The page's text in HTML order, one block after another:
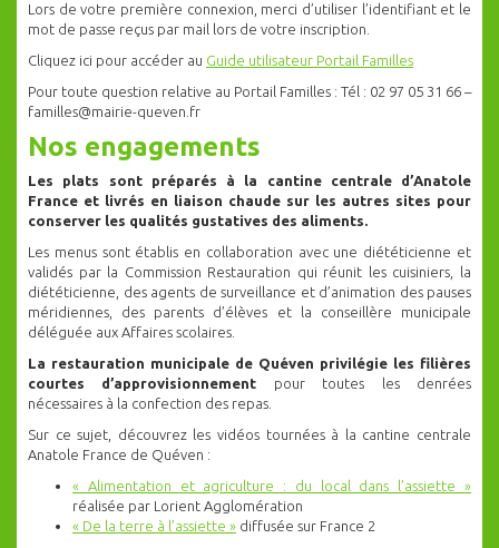
Lors de votre première connexion, merci d’utiliser l’identifiant et le
mot de passe reçus par mail lors de votre inscription.
Cliquez ici pour accéder au Guide utilisateur Portail Familles
Pour toute question relative au Portail Familles : Tél : 02 97 05 31 66 –
familles@mairie-queven.fr
Nos engagements
Les plats sont préparés à la cantine centrale d’Anatole
France et livrés en liaison chaude sur les autres sites pour
conserver les qualités gustatives des aliments.
Les menus sont établis en collaboration avec une diététicienne et
validés par la Commission Restauration qui réunit les cuisiniers, la
diététicienne, des agents de surveillance et d’animation des pauses
méridiennes, des parents d’élèves et la conseillère municipale
déléguée aux Affaires scolaires.
La restauration municipale de Quéven privilégie les filières
courtes d’approvisionnement pour toutes les denrées
nécessaires à la confection des repas.
Sur ce sujet, découvrez les vidéos tournées à la cantine centrale
Anatole France de Quéven :
« Alimentation et agriculture : du local dans l’assiette »
réalisée par Lorient Agglomération
« De la terre à l’assiette » diffusée sur France 2